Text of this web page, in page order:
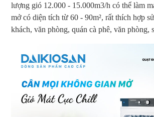
lượng gió 12.000 - 15.000m3/h có thể làm
mở có diện tích từ 60 - 90m², rất thích hợp
khách, văn phòng, quán cà phê, văn phòng,